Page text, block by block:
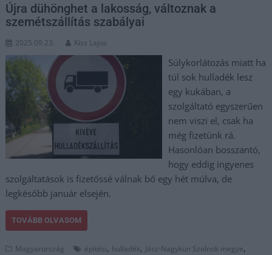
Újra dühönghet a lakosság, változnak a
szemétszállítás szabályai
2025.09.23. Kiss Lajos
Súlykorlátozás miatt ha
túl sok hulladék lesz
egy kukában, a
szolgáltató egyszerűen
nem viszi el, csak ha
még fizetünk rá.
Hasonlóan bosszantó,
hogy eddig ingyenes
szolgáltatások is fizetőssé válnak bő egy hét múlva, de
legkésőbb január elsején.
TOVÁBB OLVASOM
Magyarország építési, hulladék, Jász-Nagykun Szolnok megye,